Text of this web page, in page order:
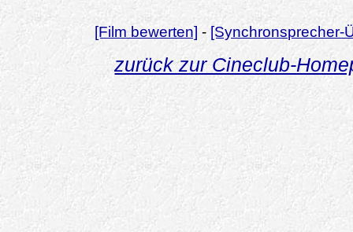
[Film bewerten] - [Synchronsprecher-
zurück zur Cineclub-